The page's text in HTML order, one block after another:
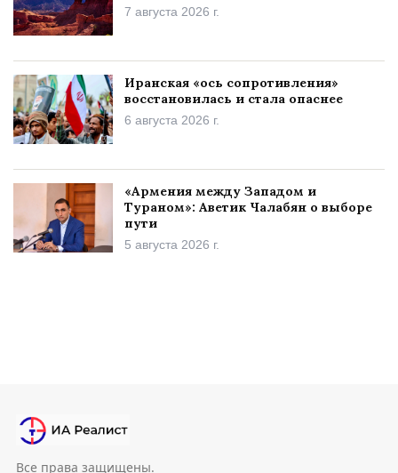
7 августа 2026 г.
Иранская «ось сопротивления»
восстановилась и стала опаснее
6 августа 2026 г.
«Армения между Западом и
Тураном»: Аветик Чалабян о выборе
пути
5 августа 2026 г.
Все права защищены.